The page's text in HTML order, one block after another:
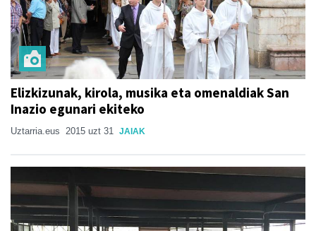
Elizkizunak, kirola, musika eta omenaldiak San
Inazio egunari ekiteko
Uztarria.eus 2015 uzt 31 JAIAK